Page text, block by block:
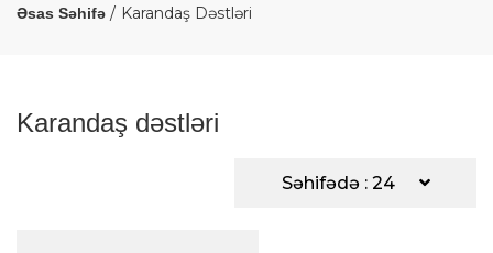
Əsas Səhifə Karandaş Dəstləri
Karandaş dəstləri
Səhifədə : 24